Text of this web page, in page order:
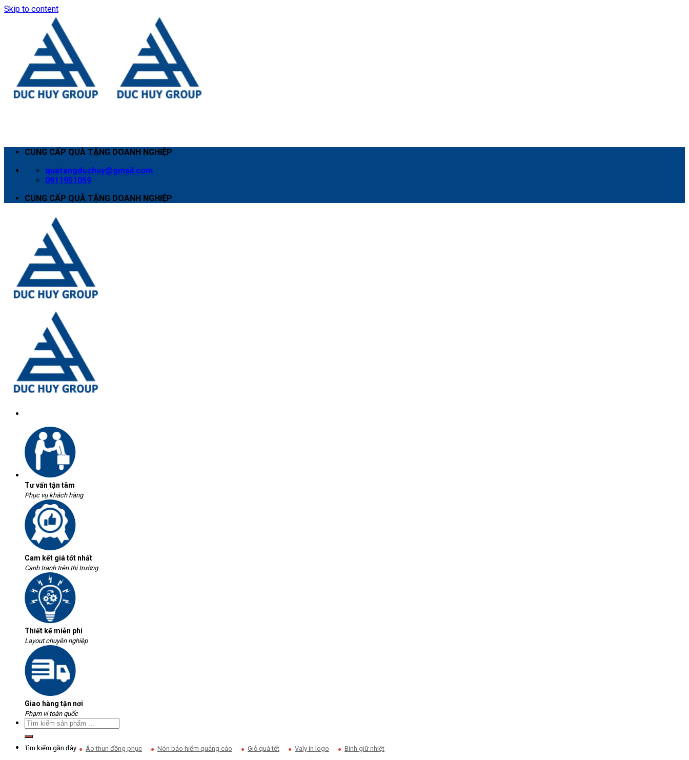
Skip to content
CUNG CẤP QUÀ TẶNG DOANH NGHIỆP
quatangduchuy@gmail.com
0911951059
CUNG CẤP QUÀ TẶNG DOANH NGHIỆP
Tư vấn tận tâm
Phục vụ khách hàng
Cam kết giá tốt nhất
Cạnh tranh trên thị trường
Thiết kế miễn phí
Layout chuyên nghiệp
Giao hàng tận nơi
Phạm vi toàn quốc
Tìm kiếm gần đây: Áo thun đồng phục Nón bảo hiểm quảng cáo Giỏ quà tết Valy in logo Bình giữ nhiệt